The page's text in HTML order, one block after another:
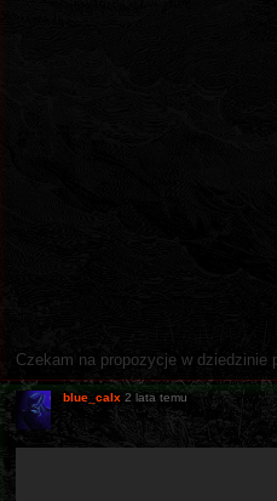
Czekam na propozycje w dziedzinie
blue_calx 2 lata temu